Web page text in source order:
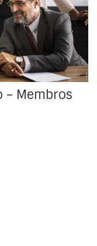
– Membros